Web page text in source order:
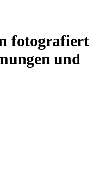
fotografiert
und